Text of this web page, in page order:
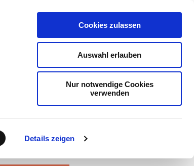
Details zeigen
Cookies zulassen
Auswahl erlauben
Nur notwendige Cookies
verwenden